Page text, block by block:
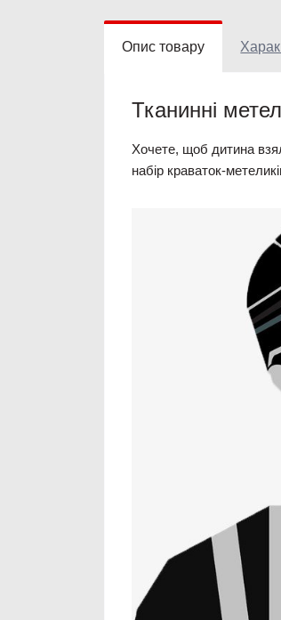
Опис товару
Тканинні
Хочете, щоб дитина
набір краваток-